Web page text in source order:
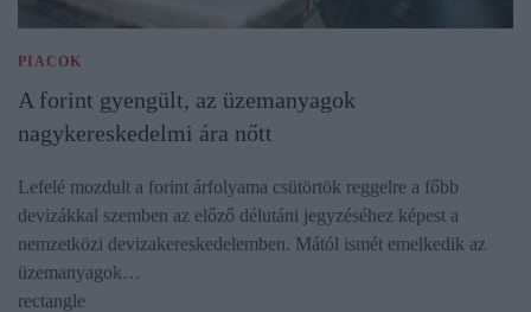
PIACOK
A forint gyengült, az üzemanyagok
nagykereskedelmi ára nőtt
Lefelé mozdult a forint árfolyama csütörtök reggelre a főbb
devizákkal szemben az előző délutáni jegyzéséhez képest a
nemzetközi devizakereskedelemben. Mától ismét emelkedik az
üzemanyagok…
rectangle